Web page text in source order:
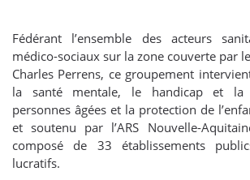
Fédérant l’ensemble des acteurs
médico-sociaux sur la zone couverte par
Charles Perrens, ce groupement
la santé mentale, le handicap et la
personnes âgées et la protection de
et soutenu par l’ARS Nouvelle-
composé de 33 établissements
lucratifs.